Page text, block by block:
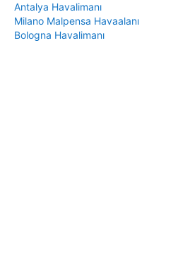
Antalya Havalimanı
Milano Malpensa Havaalanı
Bologna Havalimanı